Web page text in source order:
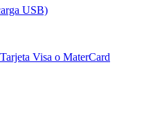
USB)
Visa o MaterCard